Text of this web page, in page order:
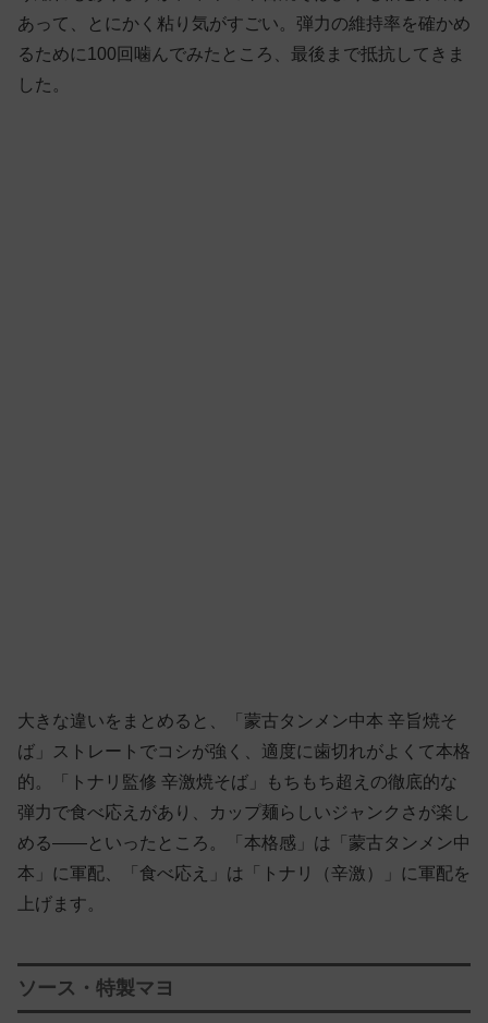
あって、とにかく粘り気がすごい。弾力の維持率を確かめ
るために100回噛んでみたところ、最後まで抵抗してきま
した。
大きな違いをまとめると、「蒙古タンメン中本 辛旨焼そ
ば」ストレートでコシが強く、適度に歯切れがよくて本格
的。「トナリ監修 辛激焼そば」もちもち超えの徹底的な
弾力で食べ応えがあり、カップ麺らしいジャンクさが楽し
める——といったところ。「本格感」は「蒙古タンメン中
本」に軍配、「食べ応え」は「トナリ（辛激）」に軍配を
上げます。
ソース・特製マヨ